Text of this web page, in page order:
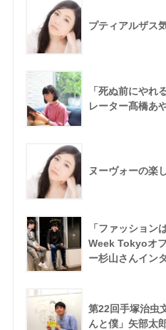
プティアルザス
「死ぬ前にやれ
レーター髙橋あ
ヌーヴォーの楽
「ファッショ
Week Tokyoオ
ー杉山さんイン
第22回手塚治虫
んと僕」矢部太